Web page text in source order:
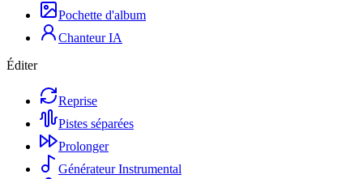
Pochette d'album
Chanteur IA
Éditer
Reprise
Pistes séparées
Prolonger
Générateur Instrumental